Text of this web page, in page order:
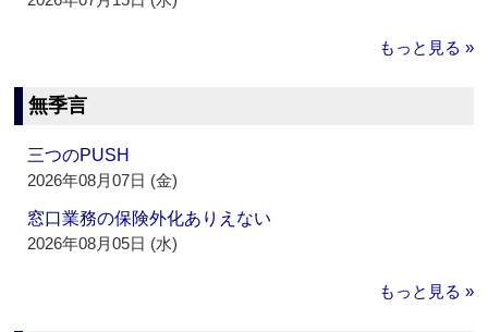
もっと見る »
無季言
三つのPUSH
2026年08月07日 (金)
窓口業務の保険外化ありえない
2026年08月05日 (水)
もっと見る »